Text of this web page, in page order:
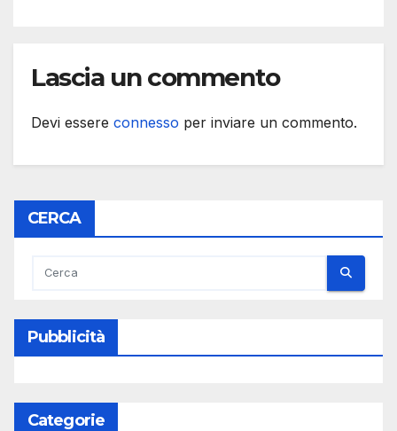
Lascia un commento
Devi essere connesso per inviare un commento.
CERCA
Pubblicità
Categorie